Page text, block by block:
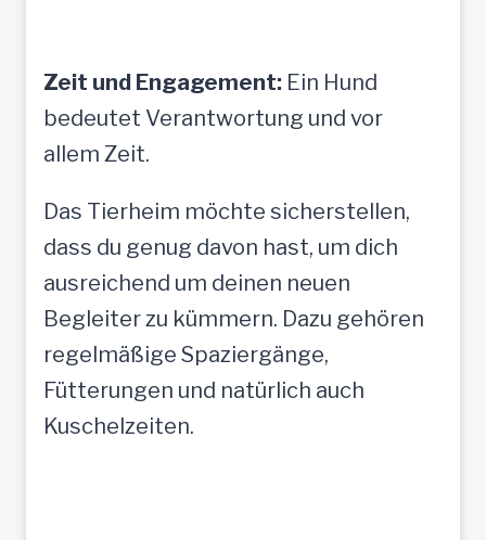
Zeit und Engagement: Ein Hund
bedeutet Verantwortung und vor
allem Zeit.
Das Tierheim möchte sicherstellen,
dass du genug davon hast, um dich
ausreichend um deinen neuen
Begleiter zu kümmern. Dazu gehören
regelmäßige Spaziergänge,
Fütterungen und natürlich auch
Kuschelzeiten.